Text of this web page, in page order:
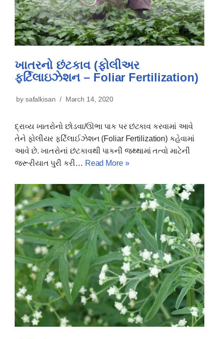
ખાતરનો છંટકાવ (ફોલીઅર
ફર્ટિલાઇઝેશન – Foliar Fertilization)
by safalkisan March 14, 2020
દ્રાવ્ય ખાતરોનો છોડવા/ઊભા પાક પર છંટકાવ કરવામાં આવે
તેને ફોલીયર ફર્ટિલાઈઝેશન (Foliar Fertilization) કહેવામાં
આવે છે. ખાતરોનાં છંટકાવથી પાકની જથ્થામાં તત્વો માટેની
જરૂરીયાત પુરી કરી… Read More »